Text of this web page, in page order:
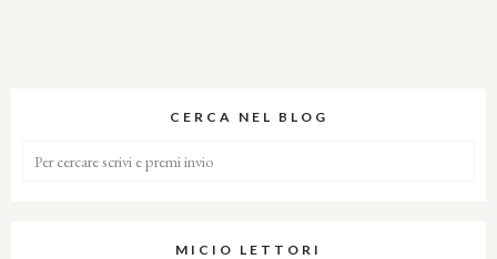
CERCA NEL BLOG
MICIO LETTORI